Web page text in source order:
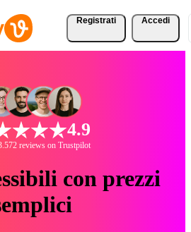
Registrati Accedi
4.9
reviews on Trustpilot
con prezzi